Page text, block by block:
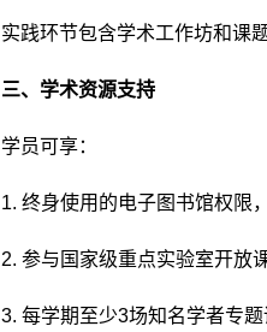
实践环节包含学术工作坊和课
三、学术资源支持
学员可享：
1. 终身使用的电子图书馆权限
2. 参与国家级重点实验室开放
3. 每学期至少3场知名学者专